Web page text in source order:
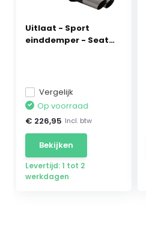
Uitlaat - Sport
einddemper - Seat
Vergelijk
Op voorraad
€ 226,95 Incl. btw
Bekijken
Levertijd: 1 tot 2
werkdagen